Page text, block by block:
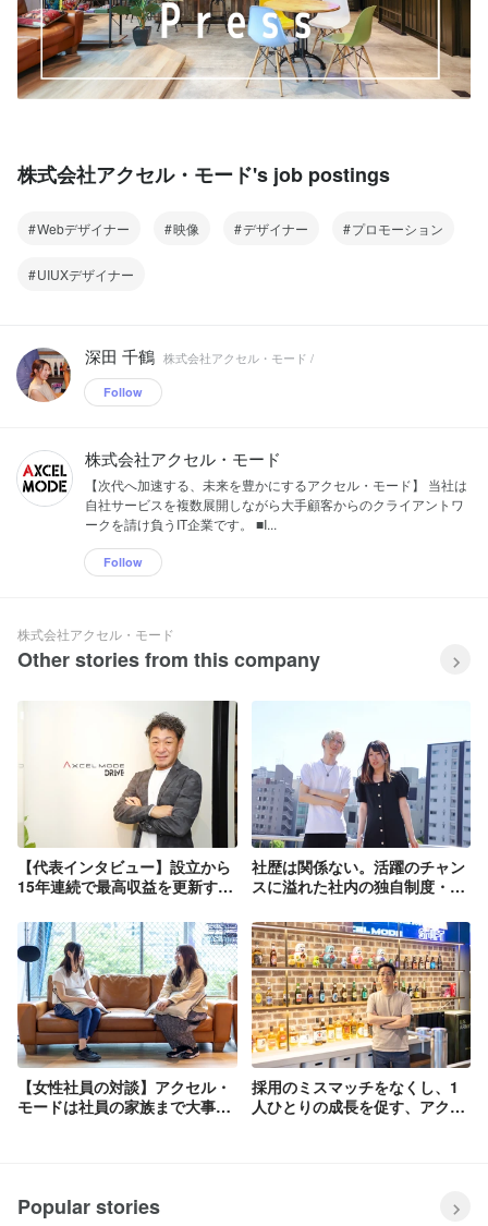
株式会社アクセル・モード's job postings
Webデザイナー 映像 デザイナー プロモーション
UIUXデザイナー
深田 千鶴 株式会社アクセル・モード /
Follow
株式会社アクセル・モード
【次代へ加速する、未来を豊かにするアクセル・モード】 当社は
自社サービスを複数展開しながら大手顧客からのクライアントワ
ークを請け負うIT企業です。 ■I...
Follow
株式会社アクセル・モード
Other stories from this company
【代表インタビュー】設立から
15年連続で最高収益を更新する
の展望
社歴は関係ない。活躍のチャン
スに溢れた社内の独自制度・文
【女性社員の対談】アクセル・
モードは社員の家族まで大事に
採用のミスマッチをなくし、1
人ひとりの成長を促す、アクセ
Popular stories